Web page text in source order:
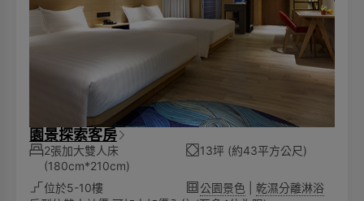
園景探索客房
2張加大雙人床
(180cm*210cm)
13坪 (約43平方公尺)
位於5-10樓 公園景色
乾濕分離淋浴